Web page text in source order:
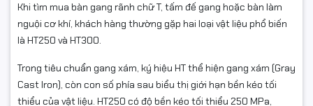
Khi tìm mua bàn gang rãnh chữ T, tấm đế gang hoặc bàn làm
nguội cơ khí, khách hàng thường gặp hai loại vật liệu phổ biến
là HT250 và HT300.
Trong tiêu chuẩn gang xám, ký hiệu HT thể hiện gang xám (Gray
Cast Iron), còn con số phía sau biểu thị giới hạn bền kéo tối
thiểu của vật liệu. HT250 có độ bền kéo tối thiểu 250 MPa,